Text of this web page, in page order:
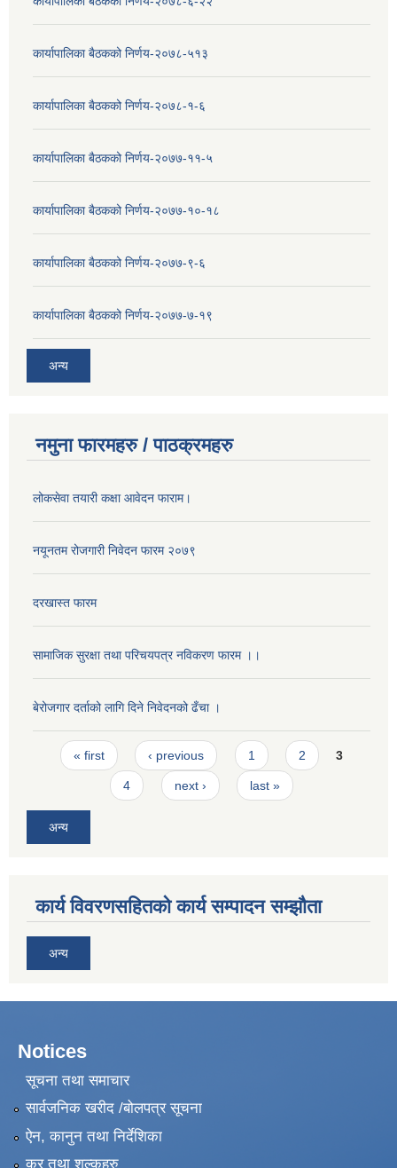
कार्यापालिका बैठकको निर्णय-२०७८-५१३
कार्यापालिका बैठकको निर्णय-२०७८-१-६
कार्यापालिका बैठकको निर्णय-२०७७-११-५
कार्यापालिका बैठकको निर्णय-२०७७-१०-१८
कार्यापालिका बैठकको निर्णय-२०७७-९-६
कार्यापालिका बैठकको निर्णय-२०७७-७-१९
अन्य
नमुना फारमहरु / पाठक्रमहरु
लोकसेवा तयारी कक्षा आवेदन फाराम।
नयूनतम रोजगारी निवेदन फारम २०७९
दरखास्त फारम
सामाजिक सुरक्षा तथा परिचयपत्र नविकरण फारम ।।
बेरोजगार दर्ताको लागि दिने निवेदनको ढँचा ।
Pages
« first ‹ previous 1 2 3
4 next › last »
अन्य
कार्य विवरणसहितको कार्य सम्पादन सम्झौता
अन्य
Notices
सूचना तथा समाचार
सार्वजनिक खरीद /बोलपत्र सूचना
ऐन, कानुन तथा निर्देशिका
कर तथा शुल्कहरु